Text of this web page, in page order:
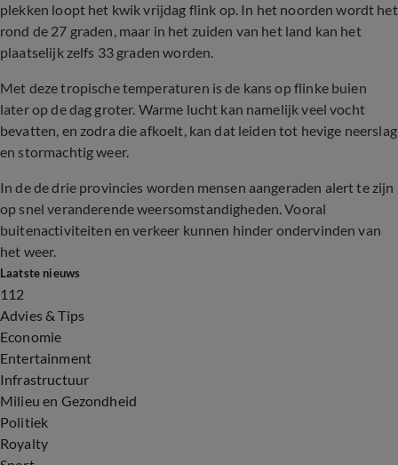
plekken loopt het kwik vrijdag flink op. In het noorden wordt het
rond de 27 graden, maar in het zuiden van het land kan het
plaatselijk zelfs 33 graden worden.
Met deze tropische temperaturen is de kans op flinke buien
later op de dag groter. Warme lucht kan namelijk veel vocht
bevatten, en zodra die afkoelt, kan dat leiden tot hevige neerslag
en stormachtig weer.
In de de drie provincies worden mensen aangeraden alert te zijn
op snel veranderende weersomstandigheden. Vooral
buitenactiviteiten en verkeer kunnen hinder ondervinden van
het weer.
Laatste nieuws
112
Advies & Tips
Economie
Entertainment
Infrastructuur
Milieu en Gezondheid
Politiek
Royalty